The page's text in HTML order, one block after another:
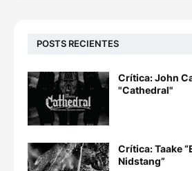
POSTS RECIENTES
Crítica: John
"Cathedral"
Crítica: Taake
Nidstang”